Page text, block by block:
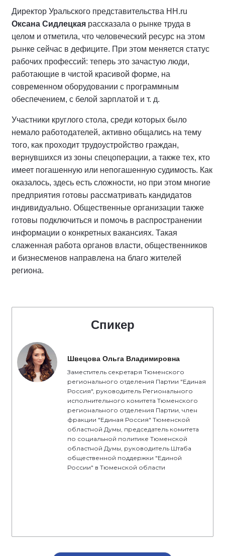
Директор Уральского представительства НН.ru
Оксана Сидлецкая рассказала о рынке труда в
целом и отметила, что человеческий ресурс на этом
рынке сейчас в дефиците. При этом меняется статус
рабочих профессий: теперь это зачастую люди,
работающие в чистой красивой форме, на
современном оборудовании с программным
обеспечением, с белой зарплатой и т. д.
Участники круглого стола, среди которых было
немало работодателей, активно общались на тему
того, как проходит трудоустройство граждан,
вернувшихся из зоны спецоперации, а также тех, кто
имеет погашенную или непогашенную судимость. Как
оказалось, здесь есть сложности, но при этом многие
предприятия готовы рассматривать кандидатов
индивидуально. Общественные организации также
готовы подключиться и помочь в распространении
информации о конкретных вакансиях. Такая
слаженная работа органов власти, общественников
и бизнесменов направлена на благо жителей
региона.
Спикер
Швецова Ольга Владимировна
Заместитель секретаря Тюменского
регионального отделения Партии "Единая
Россия", руководитель Регионального
исполнительного комитета Тюменского
регионального отделения Партии, член
фракции "Единая Россия" Тюменской
областной Думы, председатель комитета
по социальной политике Тюменской
областной Думы, руководитель Штаба
общественной поддержки "Единой
России" в Тюменской области